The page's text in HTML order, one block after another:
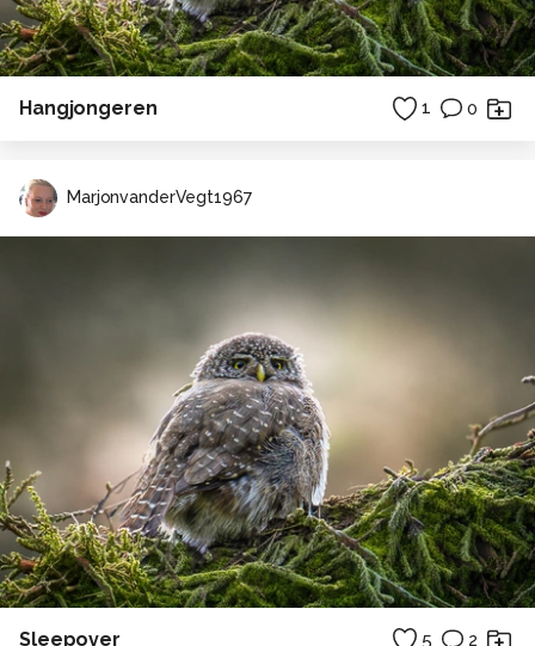
Hangjongeren 1 0
MarjonvanderVegt1967
Sleepover 5 2